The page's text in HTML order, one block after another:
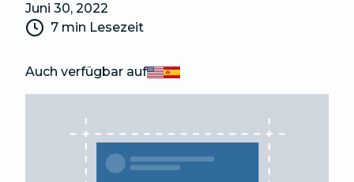
Juni 30, 2022
7 min Lesezeit
Auch verfügbar aufEnglish
Español